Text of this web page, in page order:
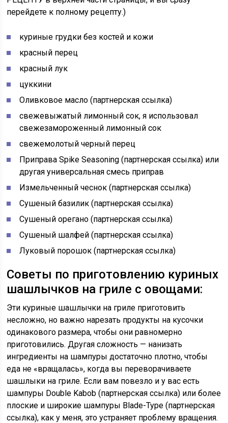
перейдете к полному рецепту.)
куриные грудки без костей и кожи
красный перец
красный лук
цуккини
Оливковое масло (партнерская ссылка)
свежевыжатый лимонный сок, я использовал
свежезамороженный лимонный сок
свежемолотый черный перец
Приправа Spike Seasoning (партнерская ссылка) или
другая универсальная смесь приправ
Измельченный чеснок (партнерская ссылка)
Сушеный базилик (партнерская ссылка)
Сушеный орегано (партнерская ссылка)
Сушеный шалфей (партнерская ссылка)
Луковый порошок (партнерская ссылка)
Советы по приготовлению куриных
шашлычков на гриле с овощами:
Эти куриные шашлычки на гриле приготовить
несложно, но важно нарезать продукты на кусочки
одинакового размера, чтобы они равномерно
приготовились. Другая сложность — нанизать
ингредиенты на шампуры достаточно плотно, чтобы
еда не «вращалась», когда вы переворачиваете
шашлыки на гриле. Если вам повезло и у вас есть
шампуры Double Kabob (партнерская ссылка) или более
плоские и широкие шампуры Blade-Type (партнерская
ссылка), как у меня, это устраняет проблему вращения.